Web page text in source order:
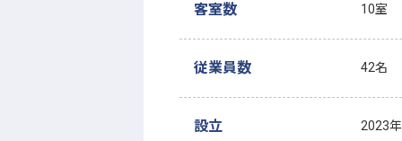
客室数 10室
従業員数 42名
設立 2023